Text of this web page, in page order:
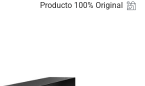
Producto 100% Original